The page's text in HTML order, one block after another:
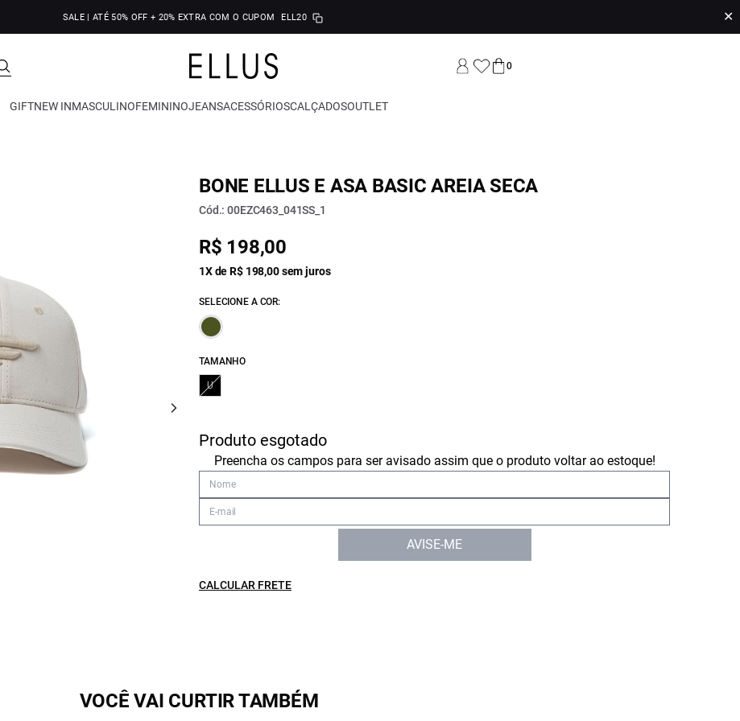
SALE | ATÉ 50% OFF + 20% EXTRA COM O CUPOM ELL20 ✕
0
GIFTNEW INMASCULINOFEMININOJEANSACESSÓRIOSCALÇADOSOUTLET
BONE ELLUS E ASA BASIC AREIA SECA
Cód.: 00EZC463_041SS_1
R$ 198,00
1X de R$ 198,00 sem juros
SELECIONE A COR:
TAMANHO
U
Produto esgotado
Preencha os campos para ser avisado assim que o produto voltar ao estoque!
AVISE-ME
CALCULAR FRETE
VOCÊ VAI CURTIR TAMBÉM